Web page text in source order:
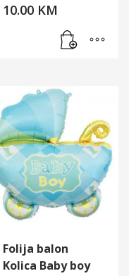
10.00 KM
Folija balon
Kolica Baby boy